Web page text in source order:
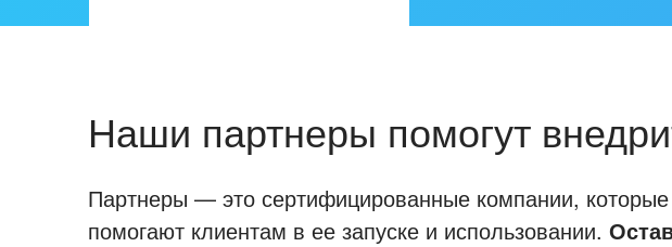
Наши партнеры помогут
Партнеры — это сертифицированные компании,
помогают клиентам в ее запуске и использовании.